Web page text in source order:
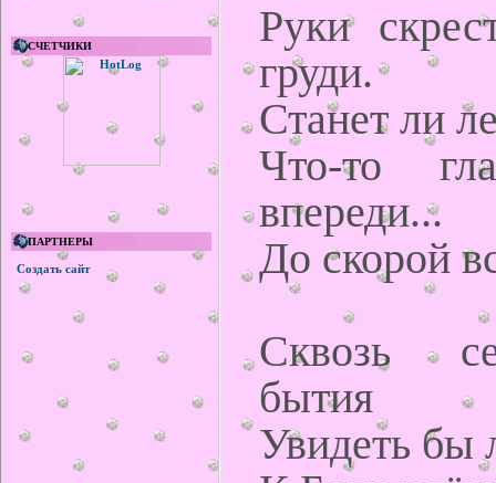
СЧЕТЧИКИ
ПАРТНЕРЫ
Создать сайт
Руки
груди.
Станет ли
Что-то
впереди...
До скорой
Сквозь
бытия
Увидеть бы